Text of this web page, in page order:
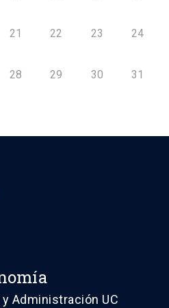
21 22 23 24
28 29 30 31
Administración UC